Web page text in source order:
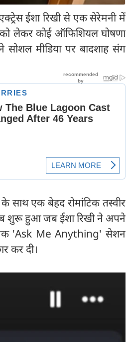
ईशा रिखी से एक सेरेमनी में
को लेकर कोई ऑफिशियल घोषणा
सोशल मीडिया पर बादशाह संग
साथ एक बेहद रोमांटिक तस्वीर
शुरू हुआ जब ईशा रिखी ने अपने
एक 'Ask Me Anything' सेशन
कर दी।